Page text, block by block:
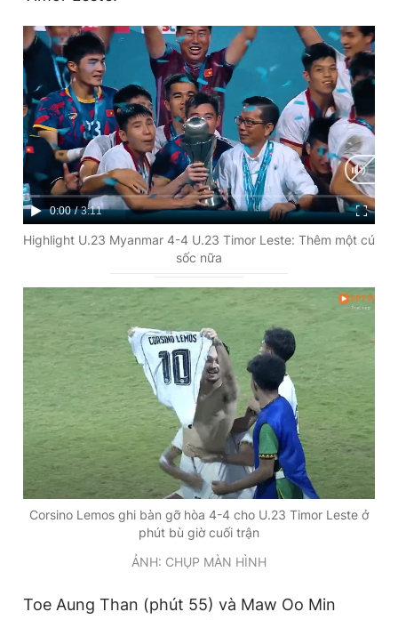
C
u
r
n
m
0:00 / D
u
a
t
n
3:11
Highlight U.23 Myanmar 4-4 U.23 Timor Leste: Thêm một cú
sốc nữa
Corsino Lemos ghi bàn gỡ hòa 4-4 cho U.23 Timor Leste ở
phút bù giờ cuối trận
ẢNH: CHỤP MÀN HÌNH
Toe Aung Than (phút 55) và Maw Oo Min